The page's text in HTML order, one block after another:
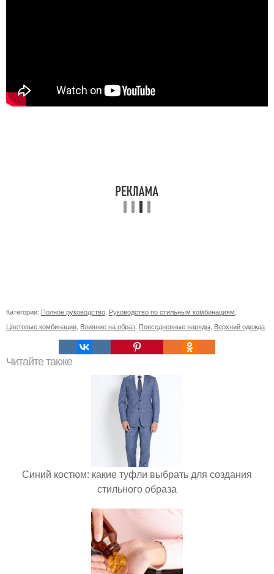
Категории: Полное руководство Руководство по стильным комбинациям
Цветовые комбинации Влияние на образ Повседневные наряды Верхний одежда
Читайте также
Синий костюм: какие туфли выбрать для создания
стильного образа